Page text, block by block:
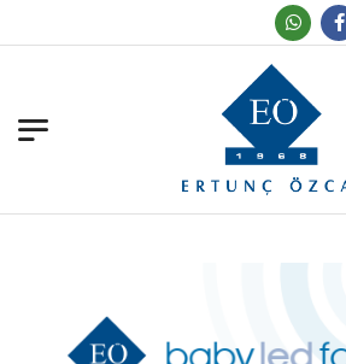
Ofislerimizi Bulun